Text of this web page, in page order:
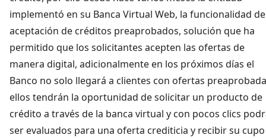
implementó en su Banca Virtual Web, la funcionalidad de
aceptación de créditos preaprobados, solución que ha
permitido que los solicitantes acepten las ofertas de
manera digital, adicionalmente en los próximos días el
Banco no solo llegará a clientes con ofertas
ellos tendrán la oportunidad de solicitar un producto de
crédito a través de la banca virtual y con pocos clics
ser evaluados para una oferta crediticia y recibir su cupo